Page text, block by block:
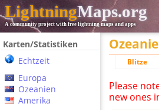
LightningMaps.org
A community project with free lightning maps and apps
Karten/Statistiken
Echtzeit
Europa
Ozeanien
Amerika
Blitze
Please
new ones